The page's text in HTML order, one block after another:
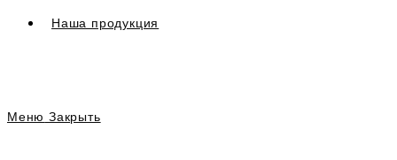
Наша продукция
Меню Закрыть